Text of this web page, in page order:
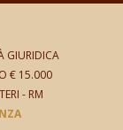
GIURIDICA
€ 15.000
- RM